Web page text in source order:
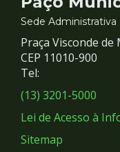
e
Redes
Sociais
Sede Administrativa
Praça Visconde de
CEP 11010-900
Tel:
(13) 3201-5000
Lei de Acesso à
Sitemap